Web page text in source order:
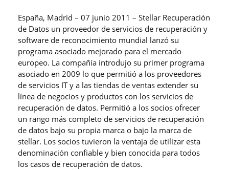
España, Madrid – 07 junio 2011 – Stellar Recuperación
de Datos un proveedor de servicios de recuperación y
software de reconocimiento mundial lanzó su
programa asociado mejorado para el mercado
europeo. La compañía introdujo su primer programa
asociado en 2009 lo que permitió a los proveedores
de servicios IT y a las tiendas de ventas extender su
línea de negocios y productos con los servicios de
recuperación de datos. Permitió a los socios ofrecer
un rango más completo de servicios de recuperación
de datos bajo su propia marca o bajo la marca de
stellar. Los socios tuvieron la ventaja de utilizar esta
denominación confiable y bien conocida para todos
los casos de recuperación de datos.